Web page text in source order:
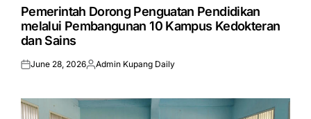
IN
Pemerintah Dorong Penguatan Pendidikan
melalui Pembangunan 10 Kampus Kedokteran
dan Sains
Posted
June 28, 2026Posted
Admin Kupang Daily